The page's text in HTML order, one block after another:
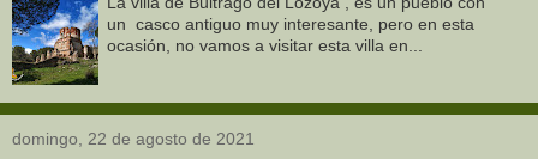
un casco antiguo muy interesante, pero en esta
ocasión, no vamos a visitar esta villa en...
domingo, 22 de agosto de 2021